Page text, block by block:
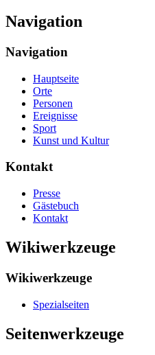
Navigation
Navigation
Hauptseite
Orte
Personen
Ereignisse
Sport
Kunst und Kultur
Kontakt
Presse
Gästebuch
Kontakt
Wikiwerkzeuge
Wikiwerkzeuge
Spezialseiten
Seitenwerkzeuge